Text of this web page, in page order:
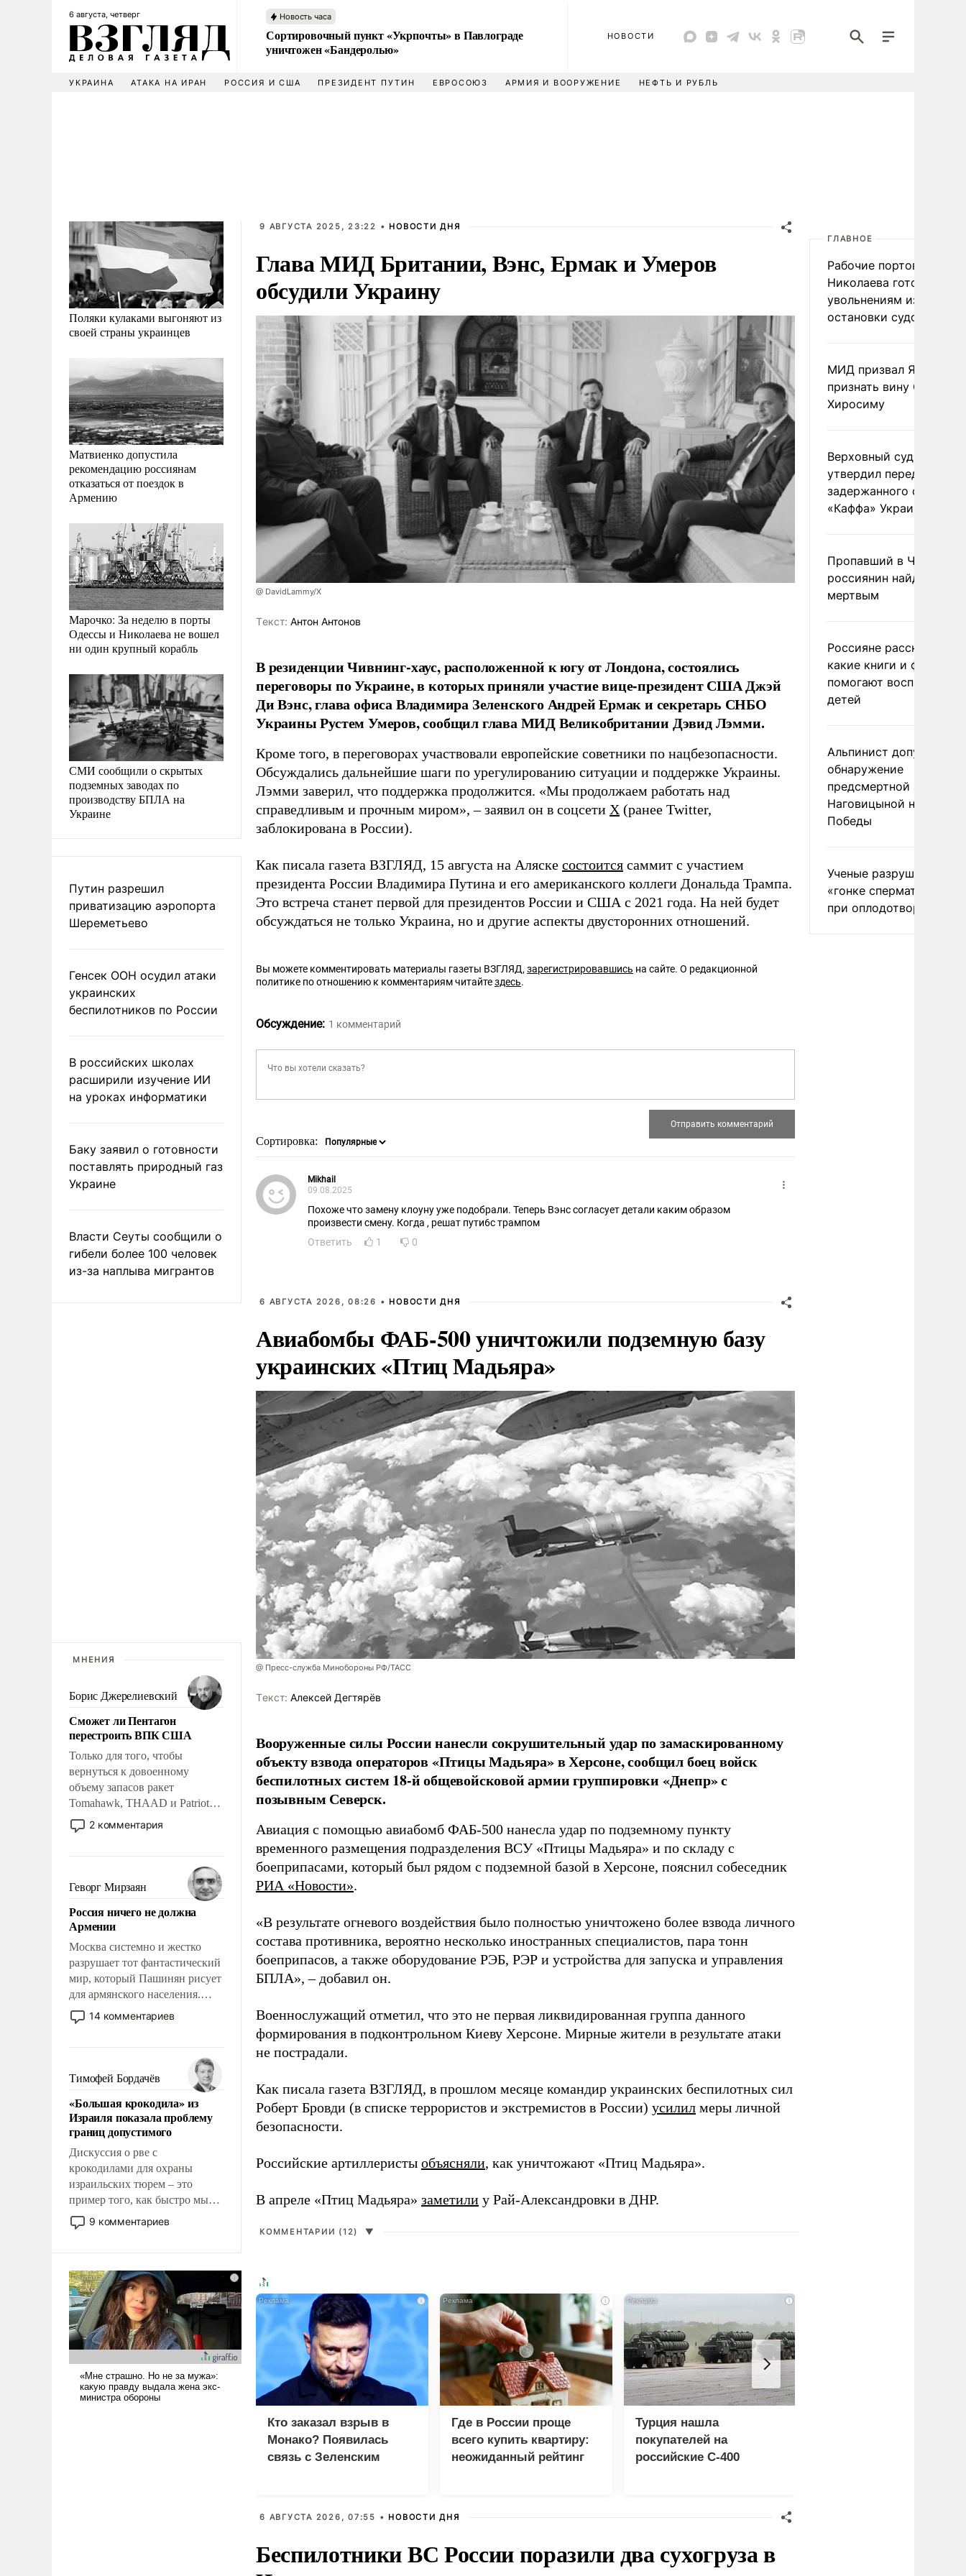
6 августа, четверг Новость часа
Сортировочный пункт «Укрпочты» в Павлограде
уничтожен «Бандеролью»
НОВОСТИ
УКРАИНА АТАКА НА ИРАН РОССИЯ И США ПРЕЗИДЕНТ ПУТИН ЕВРОСОЮЗ АРМИЯ И ВООРУЖЕНИЕ НЕФТЬ И РУБЛЬ
Поляки кулаками выгоняют из
своей страны украинцев
Матвиенко допустила
рекомендацию россиянам
отказаться от поездок в
Армению
Марочко: За неделю в порты
Одессы и Николаева не вошел
ни один крупный корабль
СМИ сообщили о скрытых
подземных заводах по
производству БПЛА на
Украине
Путин разрешил
приватизацию аэропорта
Шереметьево
Генсек ООН осудил атаки
украинских
беспилотников по России
В российских школах
расширили изучение ИИ
на уроках информатики
Баку заявил о готовности
поставлять природный газ
Украине
Власти Сеуты сообщили о
гибели более 100 человек
из-за наплыва мигрантов
МНЕНИЯ
Борис Джерелиевский
Сможет ли Пентагон
перестроить ВПК США
Только для того, чтобы
вернуться к довоенному
объему запасов ракет
Tomahawk, THAAD и Patriot
США потребуется более трех
лет. Даже небольшая война с
Сложившаяся ситуация
означает многолетний период
уязвимости США, например,
перед Китаем.
2 комментария
Геворг Мирзаян
Россия ничего не должна
Армении
Москва системно и жестко
разрушает тот фантастический
мир, который Пашинян рисует
для армянского населения.
Мир, где политические
прожекты будут безусловно
налогоплательщиков и где
Еревану за свои поступки не
нужно отвечать.
14 комментариев
Тимофей Бордачёв
«Большая крокодила» из
Израиля показала проблему
границ допустимого
Дискуссия о рве с
крокодилами для охраны
израильских тюрем – это
пример того, как быстро мы
двигаемся по пути
революционных изменений.
псевдонаучной фантастики,
стало всерьез обсуждаемой
идеей.
9 комментариев
9 АВГУСТА 2025, 23:22 • НОВОСТИ ДНЯ
Глава МИД Британии, Вэнс, Ермак и Умеров
обсудили Украину
@ DavidLammy/X
Tекст: Антон Антонов
В резиденции Чивнинг-хаус, расположенной к югу от Лондона, состоялись
переговоры по Украине, в которых приняли участие вице-президент США Джэй
Ди Вэнс, глава офиса Владимира Зеленского Андрей Ермак и секретарь СНБО
Украины Рустем Умеров, сообщил глава МИД Великобритании Дэвид Лэмми.
Кроме того, в переговорах участвовали европейские советники по нацбезопасности.
Обсуждались дальнейшие шаги по урегулированию ситуации и поддержке Украины.
Лэмми заверил, что поддержка продолжится. «Мы продолжаем работать над
справедливым и прочным миром», – заявил он в соцсети X (ранее Twitter,
заблокирована в России).
Как писала газета ВЗГЛЯД, 15 августа на Аляске состоится саммит с участием
президента России Владимира Путина и его американского коллеги Дональда Трампа.
Это встреча станет первой для президентов России и США с 2021 года. На ней будет
обсуждаться не только Украина, но и другие аспекты двусторонних отношений.
Вы можете комментировать материалы газеты ВЗГЛЯД,зарегистрировавшись на сайте. О редакционной
политике по отношению к комментариям читайтездесь.
Обсуждение: 1 комментарий
Сортировка:
Mikhail
09.08.2025
Похоже что замену клоуну уже подобрали. Теперь Вэнс согласует детали каким образом
произвести смену. Когда , решат пути6с трампом
Ответить
1 0
6 АВГУСТА 2026, 08:26 • НОВОСТИ ДНЯ
Авиабомбы ФАБ-500 уничтожили подземную базу
украинских «Птиц Мадьяра»
@ Пресс-служба Минобороны РФ/ТАСС
Tекст: Алексей Дегтярёв
Вооруженные силы России нанесли сокрушительный удар по замаскированному
объекту взвода операторов «Птицы Мадьяра» в Херсоне, сообщил боец войск
беспилотных систем 18-й общевойсковой армии группировки «Днепр» с
позывным Северск.
Авиация с помощью авиабомб ФАБ-500 нанесла удар по подземному пункту
временного размещения подразделения ВСУ «Птицы Мадьяра» и по складу с
боеприпасами, который был рядом с подземной базой в Херсоне, пояснил собеседник
РИА «Новости».
«В результате огневого воздействия было полностью уничтожено более взвода личного
состава противника, вероятно несколько иностранных специалистов, пара тонн
боеприпасов, а также оборудование РЭБ, РЭР и устройства для запуска и управления
БПЛА», – добавил он.
Военнослужащий отметил, что это не первая ликвидированная группа данного
формирования в подконтрольном Киеву Херсоне. Мирные жители в результате атаки
не пострадали.
Как писала газета ВЗГЛЯД, в прошлом месяце командир украинских беспилотных сил
Роберт Бровди (в списке террористов и экстремистов в России) усилил меры личной
безопасности.
Российские артиллеристы объясняли, как уничтожают «Птиц Мадьяра».
В апреле «Птиц Мадьяра» заметили у Рай-Александровки в ДНР.
КОММЕНТАРИИ (12) ▼
i
Кто заказал взрыв в
Монако? Появилась
связь с Зеленским
i
Где в России проще
всего купить квартиру:
неожиданный рейтинг
i
Турция нашла
покупателей на
российские C-400
6 АВГУСТА 2026, 07:55 • НОВОСТИ ДНЯ
Беспилотники ВС России поразили два сухогруза в
ГЛАВНОЕ
Рабочие портов
Николаева готовятся к
увольнениям из-за
остановки судоходства
МИД призвал Японию
признать вину США за
Хиросиму
Верховный суд Швеции
утвердил передачу
задержанного
«Каффа» Украине
Пропавший в
россиянин найден
мертвым
Россияне рассказали,
какие книги и фильмы
помогают воспитывать
детей
Альпинист допустил
обнаружение
предсмертной записки
Наговицыной на пике
Победы
Ученые разрушили миф
«гонке
при оплодотворении